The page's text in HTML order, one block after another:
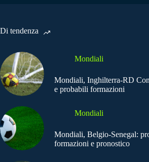
Di tendenza
Mondiali
Mondiali, Inghilterra-RD
e probabili formazioni
Mondiali
Mondiali, Belgio-Senegal:
formazioni e pronostico